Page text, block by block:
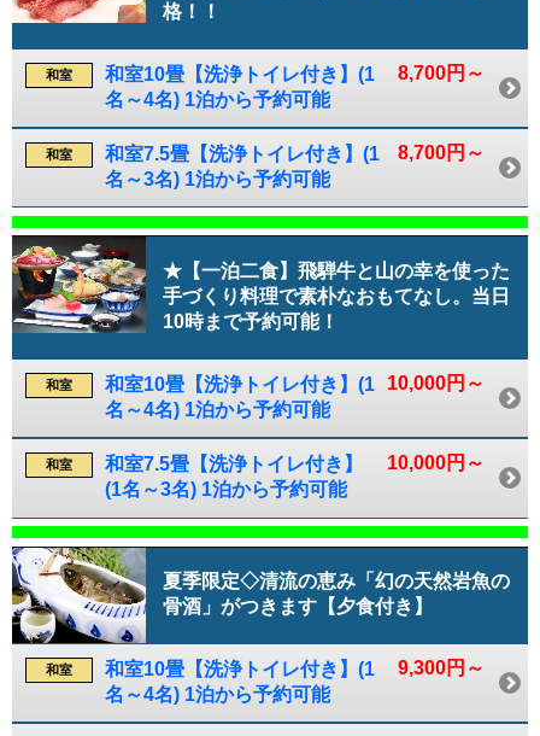
格！！
8,700円～
和室
和室10畳【洗浄トイレ付き】(1
名～4名) 1泊から予約可能
8,700円～
和室
和室7.5畳【洗浄トイレ付き】(1
名～3名) 1泊から予約可能
★【一泊二食】飛騨牛と山の幸を使った
手づくり料理で素朴なおもてなし。当日
10時まで予約可能！
10,000円～
和室
和室10畳【洗浄トイレ付き】(1
名～4名) 1泊から予約可能
10,000円～
和室
和室7.5畳【洗浄トイレ付き】
(1名～3名) 1泊から予約可能
夏季限定◇清流の恵み「幻の天然岩魚の
骨酒」がつきます【夕食付き】
9,300円～
和室
和室10畳【洗浄トイレ付き】(1
名～4名) 1泊から予約可能